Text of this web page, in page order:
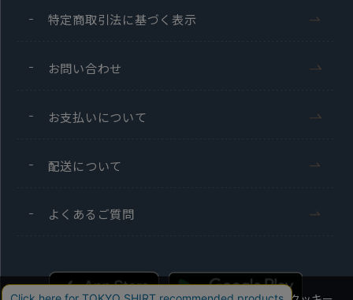
特定商取引法に基づく表示
お問い合わせ
お支払いについて
配送について
よくあるご質問